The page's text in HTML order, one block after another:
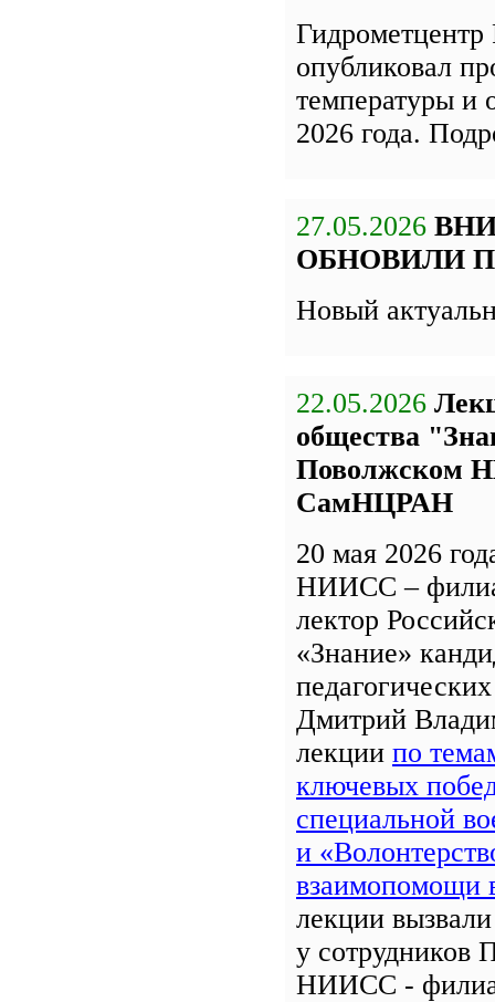
Гидрометцентр
опубликовал
температуры и
2026 года.
27.05.2026
ОБНОВИЛИ
Новый
22.05.2026
общества
Поволжском
СамНЦРАН
20 мая 2026
НИИСС –
лектор
«Знание»
Дмитрий
лекции по
ключевых
специальной
и
лекции
у сотрудников
НИИСС -